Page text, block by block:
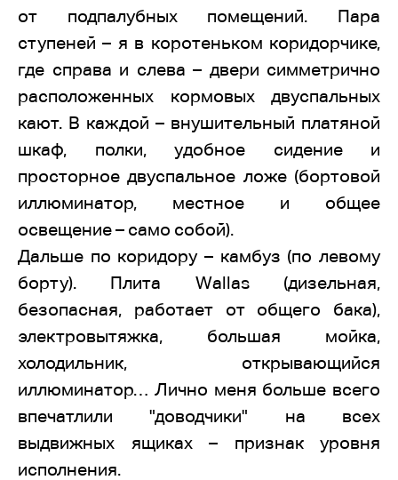
от подпалубных помещений. Пара
ступеней – я в коротеньком коридорчике,
где справа и слева – двери симметрично
расположенных кормовых двуспальных
кают. В каждой – внушительный платяной
шкаф, полки, удобное сидение и
просторное двуспальное ложе (бортовой
иллюминатор, местное и общее
освещение – само собой).
Дальше по коридору – камбуз (по левому
борту). Плита Wallas (дизельная,
безопасная, работает от общего бака),
электровытяжка, большая мойка,
холодильник, открывающийся
иллюминатор… Лично меня больше всего
впечатлили "доводчики" на всех
выдвижных ящиках – признак уровня
исполнения.